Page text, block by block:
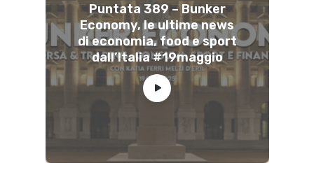
Puntata 389 – Bunker
Economy, le ultime news
di economia, food e sport
dall’Italia #19maggio